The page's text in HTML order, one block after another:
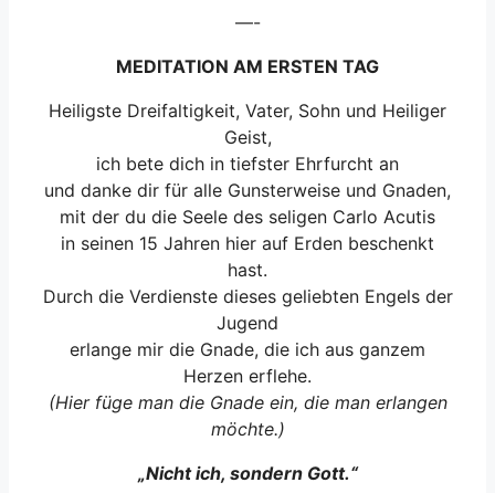
—-
MEDITATION AM ERSTEN TAG
Heiligste Dreifaltigkeit, Vater, Sohn und Heiliger
Geist,
ich bete dich in tiefster Ehrfurcht an
und danke dir für alle Gunsterweise und Gnaden,
mit der du die Seele des seligen Carlo Acutis
in seinen 15 Jahren hier auf Erden beschenkt
hast.
Durch die Verdienste dieses geliebten Engels der
Jugend
erlange mir die Gnade, die ich aus ganzem
Herzen erflehe.
(Hier füge man die Gnade ein, die man erlangen
möchte.)
„Nicht ich, sondern Gott.“